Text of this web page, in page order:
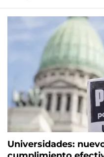
Universidades: